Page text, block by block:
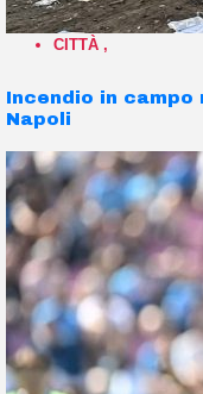
CITTÀ ,
Incendio in campo
Napoli